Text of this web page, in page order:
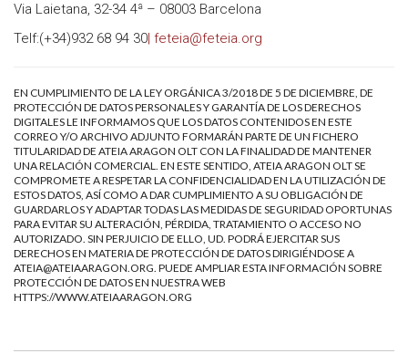
Via Laietana, 32-34 4ª – 08003 Barcelona
Telf:(+34)932 68 94 30| feteia@feteia.org
EN CUMPLIMIENTO DE LA LEY ORGÁNICA 3/2018 DE 5 DE DICIEMBRE, DE
PROTECCIÓN DE DATOS PERSONALES Y GARANTÍA DE LOS DERECHOS
DIGITALES LE INFORMAMOS QUE LOS DATOS CONTENIDOS EN ESTE
CORREO Y/O ARCHIVO ADJUNTO FORMARÁN PARTE DE UN FICHERO
TITULARIDAD DE ATEIA ARAGON OLT CON LA FINALIDAD DE MANTENER
UNA RELACIÓN COMERCIAL. EN ESTE SENTIDO, ATEIA ARAGON OLT SE
COMPROMETE A RESPETAR LA CONFIDENCIALIDAD EN LA UTILIZACIÓN DE
ESTOS DATOS, ASÍ COMO A DAR CUMPLIMIENTO A SU OBLIGACIÓN DE
GUARDARLOS Y ADAPTAR TODAS LAS MEDIDAS DE SEGURIDAD OPORTUNAS
PARA EVITAR SU ALTERACIÓN, PÉRDIDA, TRATAMIENTO O ACCESO NO
AUTORIZADO. SIN PERJUICIO DE ELLO, UD. PODRÁ EJERCITAR SUS
DERECHOS EN MATERIA DE PROTECCIÓN DE DATOS DIRIGIÉNDOSE A
ATEIA@ATEIAARAGON.ORG. PUEDE AMPLIAR ESTA INFORMACIÓN SOBRE
PROTECCIÓN DE DATOS EN NUESTRA WEB
HTTPS://WWW.ATEIAARAGON.ORG